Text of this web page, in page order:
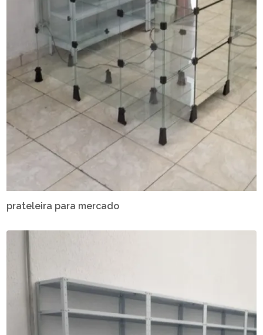
prateleira para mercado